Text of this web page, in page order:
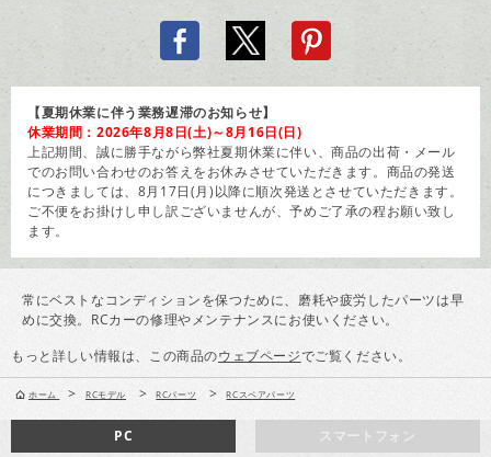
【夏期休業に伴う業務遅滞のお知らせ】
休業期間：2026年8月8日(土)～8月16日(日)
上記期間、誠に勝手ながら弊社夏期休業に伴い、商品の出荷・メール
でのお問い合わせのお答えをお休みさせていただきます。商品の発送
につきましては、8月17日(月)以降に順次発送とさせていただきます。
ご不便をお掛けし申し訳ございませんが、予めご了承の程お願い致し
ます。
常にベストなコンディションを保つために、磨耗や疲労したパーツは早
めに交換。RCカーの修理やメンテナンスにお使いください。
もっと詳しい情報は、この商品のウェブページでご覧ください。
ホーム > RCモデル > RCパーツ > RCスペアパーツ
スマートフォン
PC